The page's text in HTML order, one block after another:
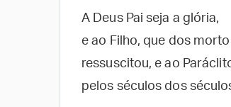
A Deus Pai seja a glória,
e ao Filho, que dos
ressuscitou, e ao
pelos séculos dos